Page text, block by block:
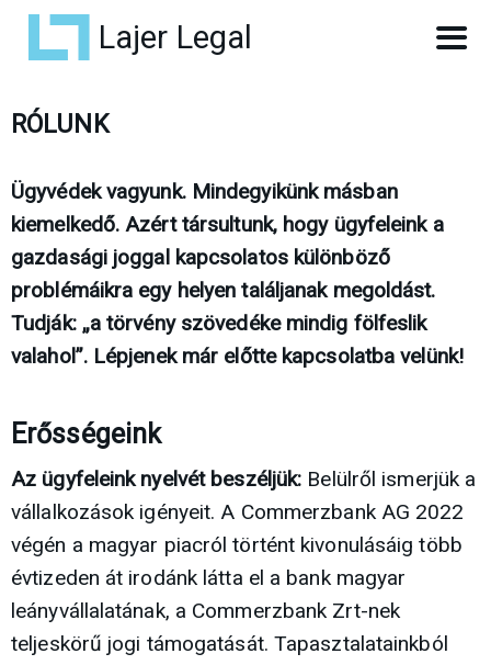
Lajer Legal
RÓLUNK
Ügyvédek vagyunk. Mindegyikünk másban
kiemelkedő. Azért társultunk, hogy ügyfeleink a
gazdasági joggal kapcsolatos különböző
problémáikra egy helyen találjanak megoldást.
Tudják: „a törvény szövedéke mindig fölfeslik
valahol”. Lépjenek már előtte kapcsolatba velünk!
Erősségeink
Az ügyfeleink nyelvét beszéljük: Belülről ismerjük a
vállalkozások igényeit. A Commerzbank AG 2022
végén a magyar piacról történt kivonulásáig több
évtizeden át irodánk látta el a bank magyar
leányvállalatának, a Commerzbank Zrt-nek
teljeskörű jogi támogatását. Tapasztalatainkból